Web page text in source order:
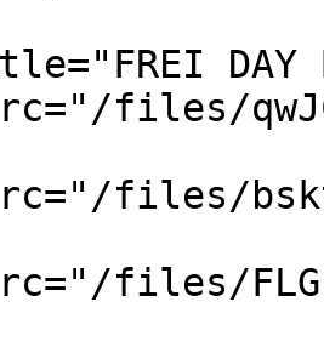
files/
files/
files/